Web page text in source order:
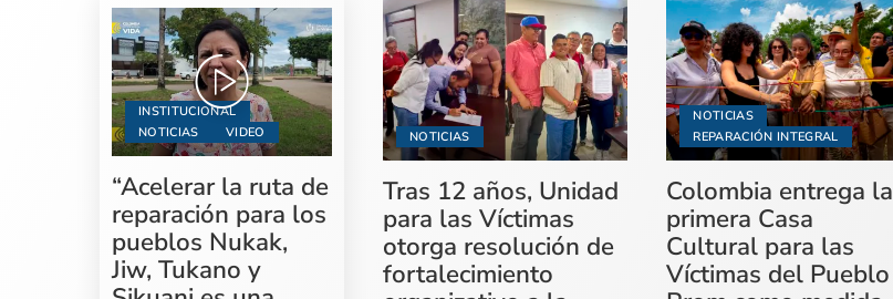
INSTITUCIONAL
NOTICIAS
VIDEO
“Acelerar la ruta de
reparación para los
pueblos Nukak,
Jiw, Tukano y
NOTICIAS
Tras 12 años, Unidad
para las Víctimas
otorga resolución de
fortalecimiento
NOTICIAS
REPARACIÓN INTEGRAL
Colombia entrega la
primera Casa
Cultural para las
Víctimas del Pueblo